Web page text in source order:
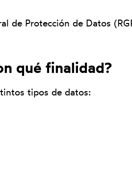
de Protección de Datos
qué finalidad?
tipos de datos: